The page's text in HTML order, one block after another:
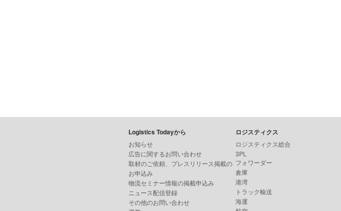
Logistics Todayから
お知らせ
広告に関するお問い合わせ
取材のご依頼、プレスリリース掲載の
お申込み
物流セミナー情報の掲載申込み
ニュース配信登録
その他のお問い合わせ
ロジスティクス
ロジスティクス総合
3PL
フォワーダー
倉庫
港湾
トラック輸送
海運